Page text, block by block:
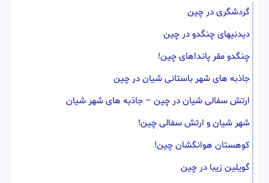
گردشگری در چین
دیدنیهای چنگدو در چین
چنگدو مقر پانداهای چین!
جاذبه های شهر باستانی شیان در چین
ارتش سفالی شیان در چین – جاذبه های شهر شیان
شهر شیان و ارتش سفالی چین!
کوهستان هوانگشان چین!
گویلین زیبا در چین